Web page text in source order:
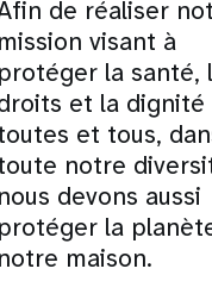
de réaliser
mission visant à
protéger la santé,
et la dignité
et tous,
notre
nous devons aussi
protéger la
notre maison.